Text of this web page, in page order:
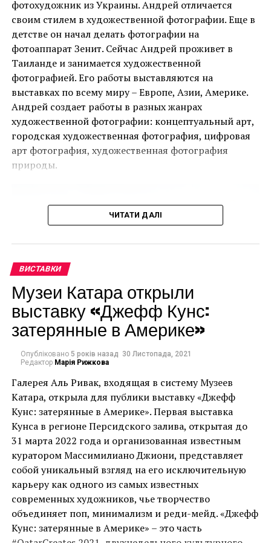
Facebook
Twitter
Pinterest
WhatsApp
ViberTelegram
Copy
Link
FESTIVAL OF LIFE INFINITY MIRROR
INFINITY NETS
INSTAGRAM
БЕСКОНЕЧНЫЕ ЗЕРКАЛЬНЫЕ КОМНАТЫ
ГАЛЕРЕЯ ДЭВИДА ЦВИРНЕРА
НЬЮ-ЙОРК ЯЁИ КУСАМА
НАСТУПНА СТАТТЯ
Финские таможенники нашли пропавшие
произведения Кете Кольвиц
ПОПЕРЕДНЯ СТАТТЯ
Художница собрала 2000 слов и предлагает
пройтись по ним
Ця подія, яку не можна пропустити, дала
можливість поціновувачам мистецтва придбати
деякі з найбільш інвестиційно привабливих творів
ще до того, як ярмарок відкрився для публіки.
Однією з найяскравіших подій ярмарку стала
виставка двадцяти чотирьох вибраних робіт
Руперта Гарсії, одного з найвідоміших художників-
чикано, представлених колекцією спадщини
директор і куратор музею, за підтримки Bourlet Art
Ще одним помітним аспектом ярмарку був
Artsy.net, офіційний онлайн-партнер PBM+C, який
дозволив колекціонерам та любителям мистецтва
переглядати стенди учасників, робити запити на
продаж та отримувати доступ до інформації про
ярмарок онлайн через Artsynet та додаток Artsy.
У топ-10 продажів на ярмарку
також увійшла версія Надії
Чорновіл.
Перший продаж був зроблений з першого стенду
галереєю Mark Hachem, другий – скульптурою із
серії “Вільна людина” кубинського художника Хуана
Роберто Дінго (Juan Roberto Dingo). Третім
продажем стала робота лос-анджелеського
художника Shinny Butterfly під назвою Punk Me
фотохудожник из Украины. Андрей отличается
своим стилем в художественной фотографии. Еще в
детстве он начал делать фотографии на
фотоаппарат Зенит. Сейчас Андрей проживет в
Таиланде и занимается художественной
фотографией. Его работы выставляются на
выставках по всему миру – Европе, Азии, Америке.
Андрей создает работы в разных жанрах
художественной фотографии: концептуальный арт,
городская художественная фотография, цифровая
арт фотография, художественная фотография
природы.
Его работы наполнены его художественным
Через свои работы, Андрей пытается говорить со
жизни людей разных странах мира, любуется вместе
со зрителем красотой природы, делится своими
переживаниями. Через работы Андрея, можно
почувствовать, то как видит окружающий мир в
своих мечтах Андрей.
Андрея затрагивает в своих фотографиях вопросы
истории и ее переплетения с будущим. Андрея
волнуют философские вопросы взаимодействия
противоположностей. В своих работах, Андрей
призывает к участию в проблемах экологии. Андрей
ЧИТАТИ ДАЛІ
ВИСТАВКИ
Музеи Катара открыли
выставку «Джефф Кунс:
затерянные в Америке»
Опубліковано 5 років назад 30 Листопада, 2021
Редактор Марія Рижкова
Галерея Аль Ривак, входящая в систему Музеев
Катара, открыла для публики выставку «Джефф
Кунс: затерянные в Америке». Первая выставка
Кунса в регионе Персидского залива, открытая до
31 марта 2022 года и организованная известным
куратором Массимилиано Джиони, представляет
собой уникальный взгляд на его исключительную
карьеру как одного из самых известных
современных художников, чье творчество
объединяет поп, минимализм и реди-мейд. «Джефф
Кунс: затерянные в Америке» – это часть